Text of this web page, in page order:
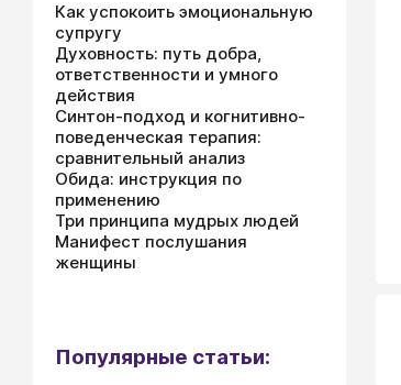
Как успокоить эмоциональную
супругу
Духовность: путь добра,
ответственности и умного
действия
Синтон-подход и когнитивно-
поведенческая терапия:
сравнительный анализ
Обида: инструкция по
применению
Три принципа мудрых людей
Манифест послушания
женщины
Популярные статьи: